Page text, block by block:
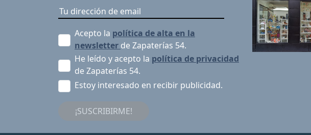
Acepto la política de alta en la
newsletter de Zapaterías 54.
He leído y acepto la política de privacidad
de Zapaterías 54.
Estoy interesado en recibir publicidad.
¡SUSCRIBIRME!